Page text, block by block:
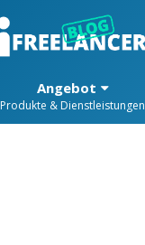
Angebot
Produkte & Dienstleistungen